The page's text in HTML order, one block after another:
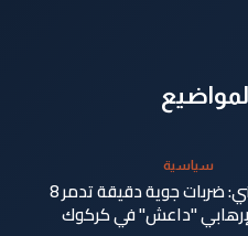
سياسية
الإعلام الأمني: ضربات جوية دقيقة تدمر 8
"داعش" في كركوك